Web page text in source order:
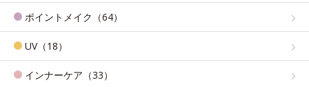
ポイントメイク（64）
UV（18）
インナーケア（33）